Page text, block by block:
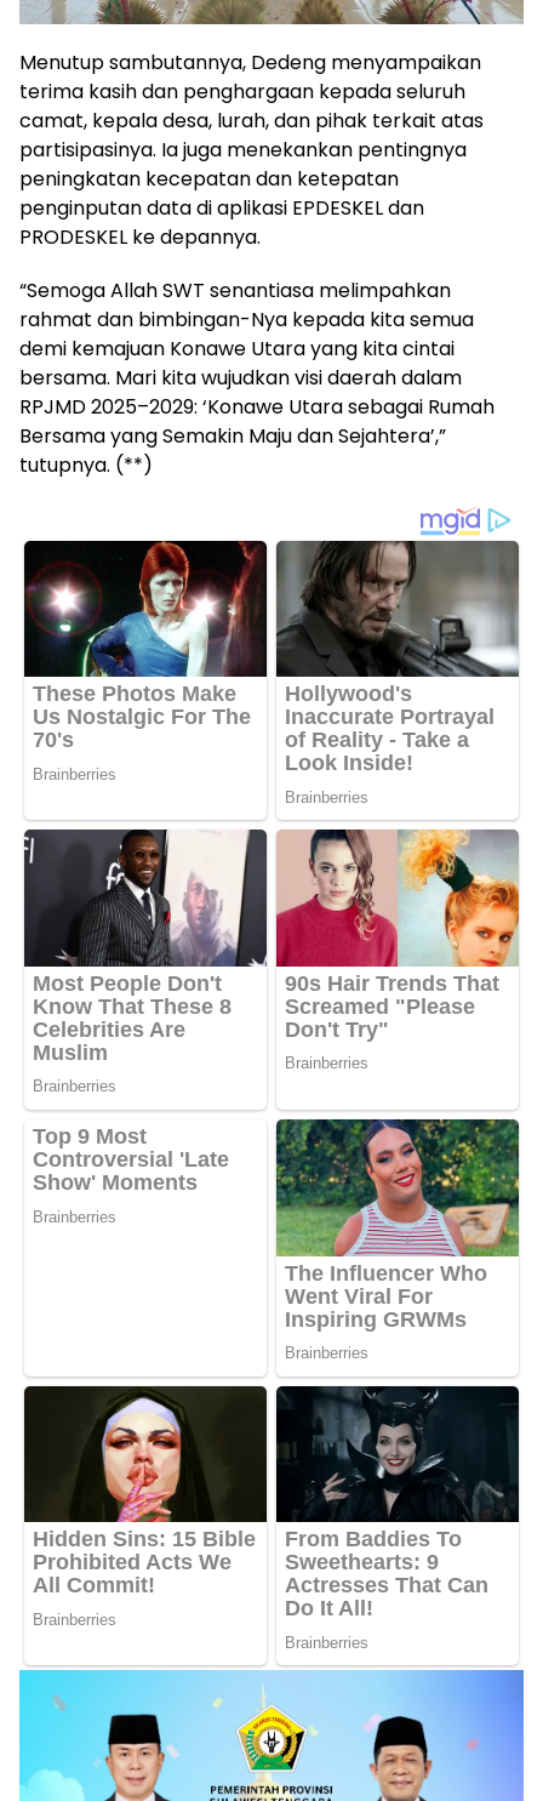
Menutup sambutannya, Dedeng menyampaikan
terima kasih dan penghargaan kepada seluruh
camat, kepala desa, lurah, dan pihak terkait atas
partisipasinya. Ia juga menekankan pentingnya
peningkatan kecepatan dan ketepatan
penginputan data di aplikasi EPDESKEL dan
PRODESKEL ke depannya.
“Semoga Allah SWT senantiasa melimpahkan
rahmat dan bimbingan-Nya kepada kita semua
demi kemajuan Konawe Utara yang kita cintai
bersama. Mari kita wujudkan visi daerah dalam
RPJMD 2025–2029: ‘Konawe Utara sebagai Rumah
Bersama yang Semakin Maju dan Sejahtera’,”
tutupnya. (**)